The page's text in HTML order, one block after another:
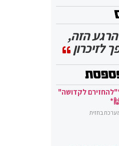
הזה,
לזיכרון
לקדושה"
בחזית